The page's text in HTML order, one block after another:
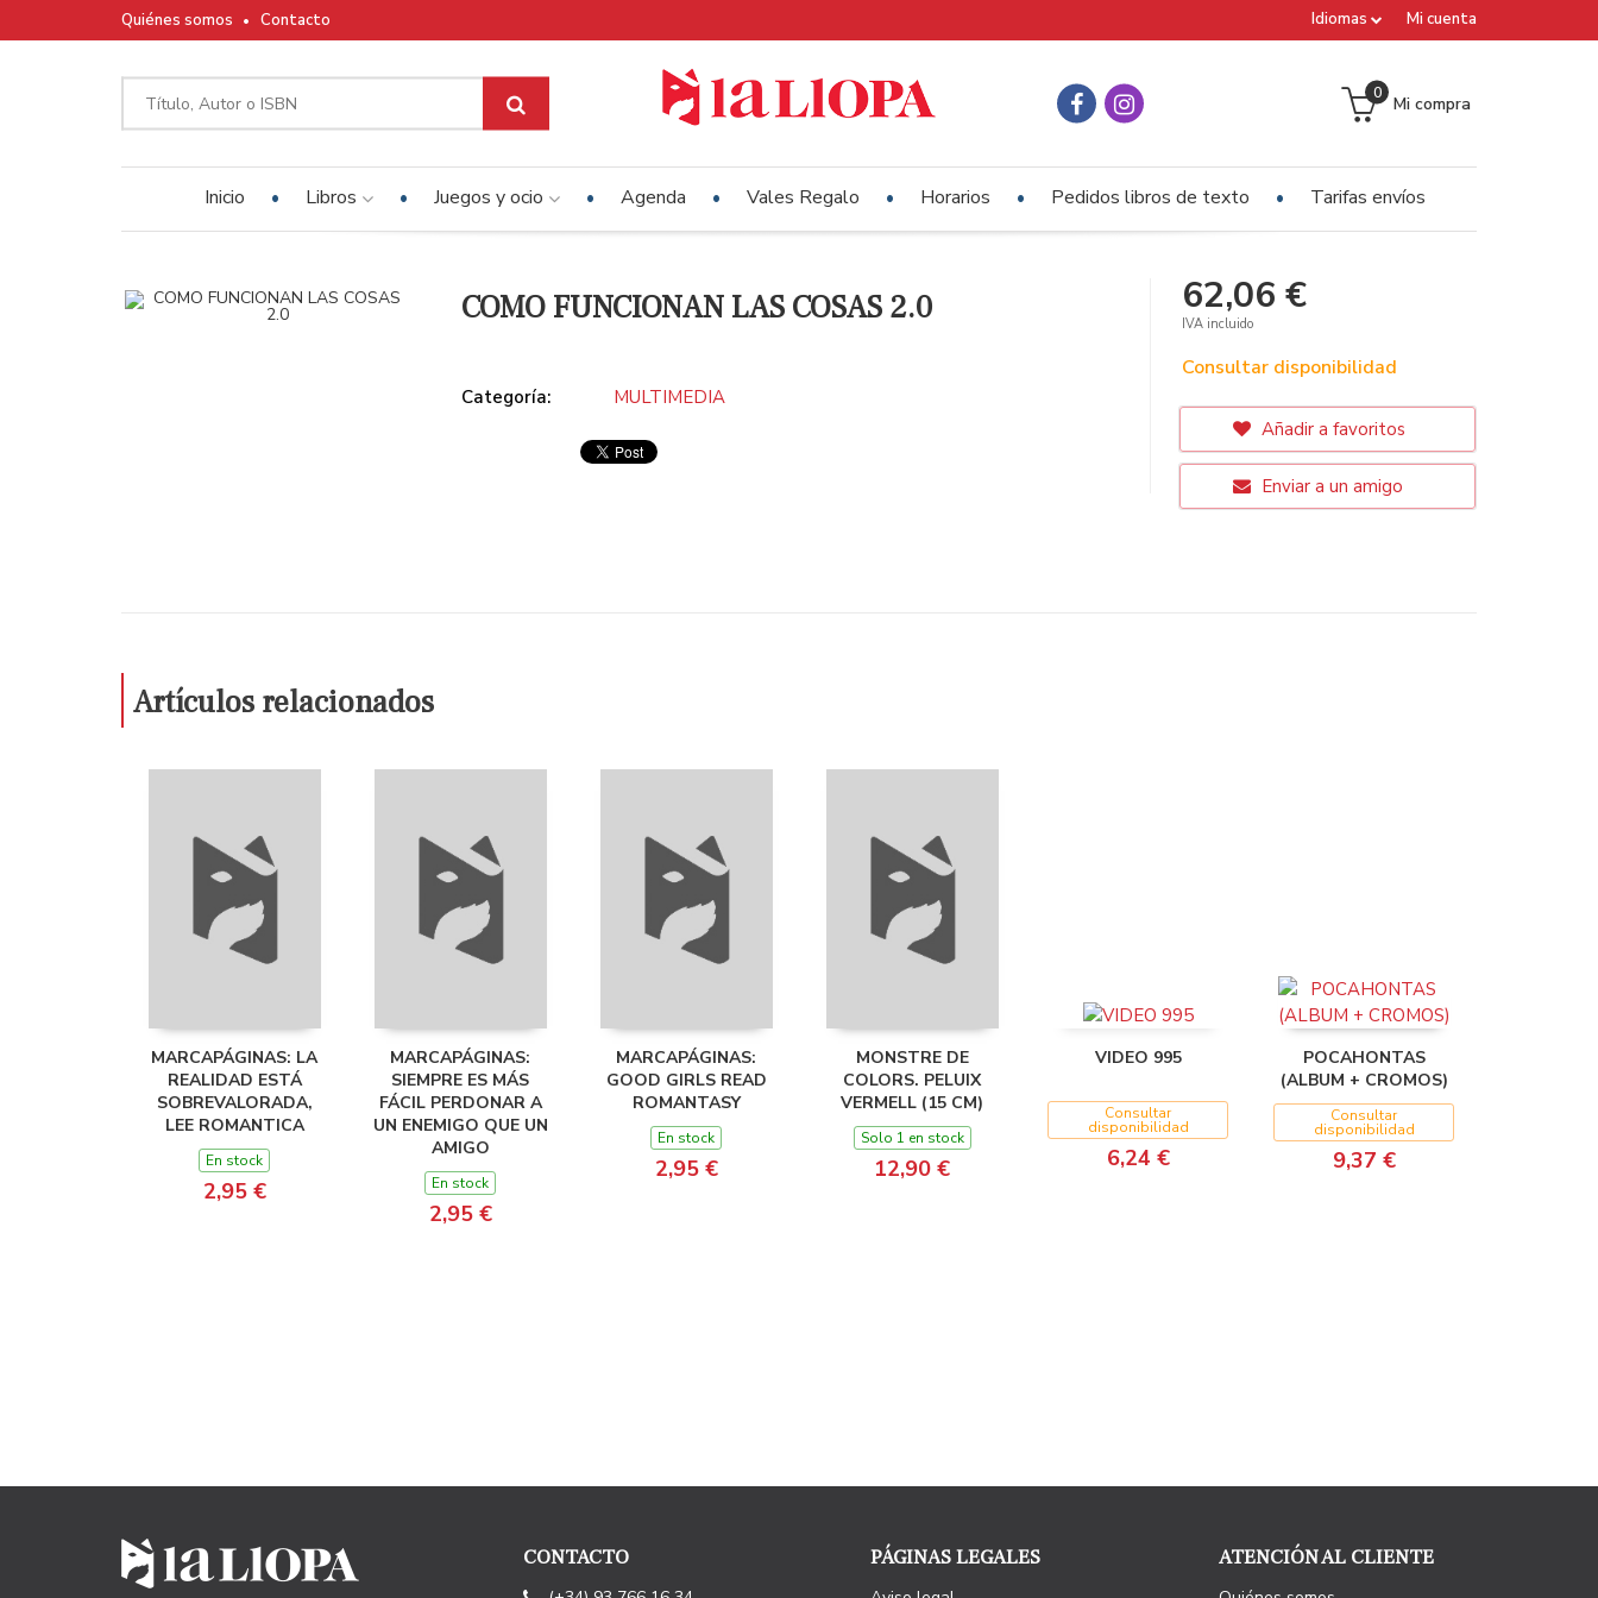
Mi cuenta
Idiomas
Quiénes somos Contacto
Mi compra
0
Inicio Libros Juegos y ocio Agenda Vales Regalo Horarios Pedidos libros de texto Tarifas envíos
COMO FUNCIONAN LAS COSAS 2.0
Categoría: MULTIMEDIA
62,06 €
IVA incluido
Consultar disponibilidad
Añadir a favoritos
Enviar a un amigo
Artículos relacionados
MARCAPÁGINAS: LA
REALIDAD ESTÁ
SOBREVALORADA,
LEE ROMANTICA
En stock
2,95 €
MARCAPÁGINAS:
SIEMPRE ES MÁS
FÁCIL PERDONAR A
UN ENEMIGO QUE UN
AMIGO
En stock
2,95 €
MARCAPÁGINAS:
GOOD GIRLS READ
ROMANTASY
En stock
2,95 €
MONSTRE DE
COLORS. PELUIX
VERMELL (15 CM)
Solo 1 en stock
12,90 €
VIDEO 995
Consultar
disponibilidad
6,24 €
POCAHONTAS
(ALBUM + CROMOS)
Consultar
disponibilidad
9,37 €
CONTACTO PÁGINAS LEGALES ATENCIÓN AL CLIENTE